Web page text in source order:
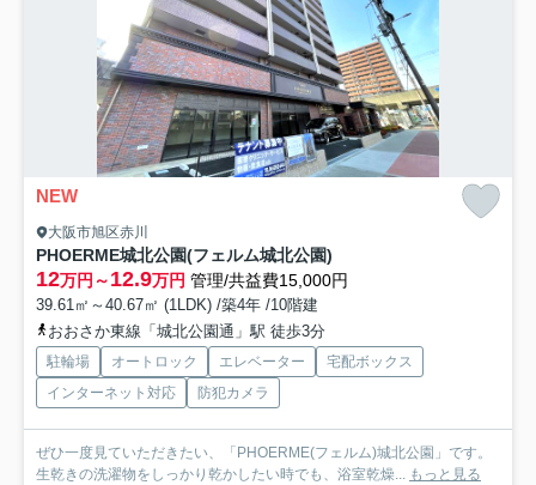
NEW
大阪市旭区赤川
PHOERME城北公園(フェルム城北公園)
12万円～12.9万円 管理/共益費15,000円
39.61㎡～40.67㎡ (1LDK) /築4年 /10階建
おおさか東線「城北公園通」駅 徒歩3分
駐輪場 オートロック エレベーター
宅配ボックス
インターネット対応
防犯カメラ
ぜひ一度見ていただきたい、「PHOERME(フェルム)城北公園」です。
生乾きの洗濯物をしっかり乾かしたい時でも、浴室乾燥... もっと見る